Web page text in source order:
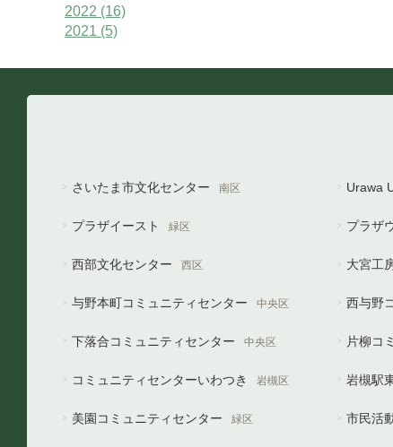
2022 (16)
2021 (5)
さいたま市文化センター 南区 Urawa
プラザイースト 緑区 プラザ
西部文化センター 西区 大宮工
与野本町コミュニティセンター 中央区 西与野
下落合コミュニティセンター 中央区 片柳コ
コミュニティセンターいわつき 岩槻区 岩槻駅
美園コミュニティセンター 緑区 市民活